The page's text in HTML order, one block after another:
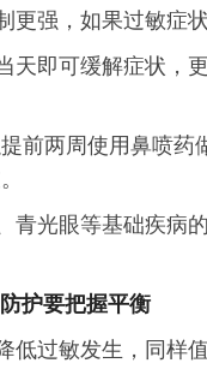
更强，如果过敏症
天即可缓解症状，
前两周使用鼻喷
青光眼等基础疾病
护要把握平衡
低过敏发生，同样